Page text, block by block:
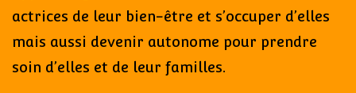
actrices de leur bien-être et s’occuper d’elles
mais aussi devenir autonome pour prendre
soin d’elles et de leur familles.